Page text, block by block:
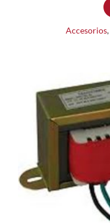
Accesorios,